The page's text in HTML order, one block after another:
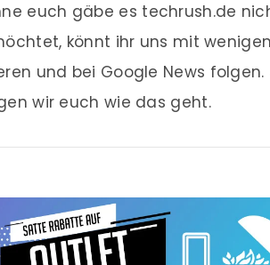
euch gäbe es techrush.de
könnt ihr uns mit
und bei Google News folgen.
wir euch wie das geht.